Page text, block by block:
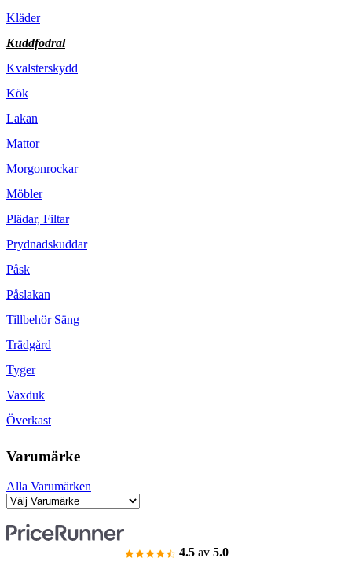
Kläder
Kuddfodral
Kvalsterskydd
Kök
Lakan
Mattor
Morgonrockar
Möbler
Plädar, Filtar
Prydnadskuddar
Påsk
Påslakan
Tillbehör Säng
Trädgård
Tyger
Vaxduk
Överkast
Varumärke
Alla Varumärken
4.5 av 5.0